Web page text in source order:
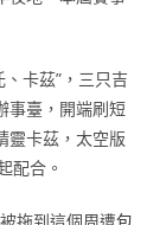
卡茲”，三只吉
事臺，開端刷短
靈卡茲，太空版
配合。